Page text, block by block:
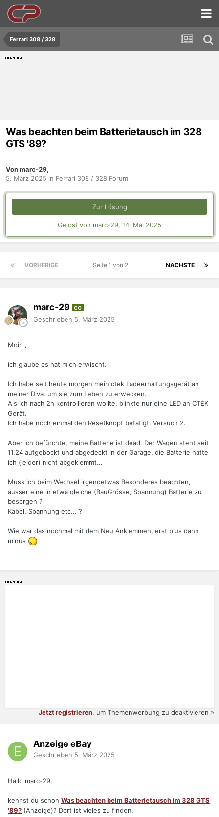
Ferrari 308 / 328
Was beachten beim Batterietausch im 328
GTS '89?
Von marc-29,
5. März 2025 in Ferrari 308 / 328 Forum
Zur Lösung
Gelöst von marc-29, 14. Mai 2025
VORHERIGE NÄCHSTE
Seite 1 von 2
marc-29 CO
Geschrieben 5. März 2025
Moin ,
ich glaube es hat mich erwischt.
Ich habe seit heute morgen mein ctek Ladeerhaltungsgerät an
meiner Diva, um sie zum Leben zu erwecken.
Als ich nach 2h kontrollieren wollte, blinkte nur eine LED an CTEK
Gerät.
Ich habe noch einmal den Resetknopf betätigt. Versuch 2.
Aber ich befürchte, meine Batterie ist dead. Der Wagen steht seit
11.24 aufgebockt und abgedeckt in der Garage, die Batterie hatte
ich (leider) nicht abgeklemmt...
Muss ich beim Wechsel irgendetwas Besonderes beachten,
ausser eine in etwa gleiche (BauGrösse, Spannung) Batterie zu
besorgen ?
Kabel, Spannung etc... ?
Wie war das nochmal mit dem Neu Anklemmen, erst plus dann
minus
Jetzt registrieren, um Themenwerbung zu deaktivieren »
Anzeige eBay
Geschrieben 5. März 2025
Hallo marc-29,
kennst du schon Was beachten beim Batterietausch im 328 GTS
'89? (Anzeige)? Dort ist vieles zu finden.